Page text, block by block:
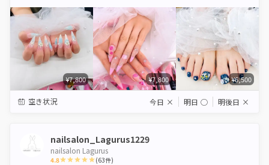
¥7,800 ¥7,800 ¥6,500
空き状況 今日 × 明日 ◯ 明後日 ×
nailsalon_Lagurus1229
nailsalon Lagurus
4.8 (63件)